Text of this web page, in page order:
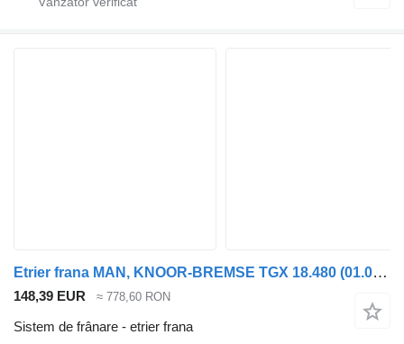
Etrier frana MAN, KNOOR-BREMSE TGX 18.480 (01.07-) SN7136 pentru cap tractor MAN TGL, TGM, TGS, TGX (2005-2021)
148,39 EUR ≈ 778,60 RON
Sistem de frânare - etrier frana